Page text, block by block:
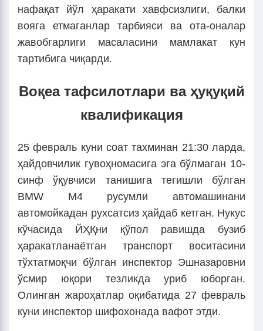
нафақат йўл ҳаракати хавфсизлиги, балки
вояга етмаганлар тарбияси ва ота-оналар
жавобгарлиги масаласини мамлакат кун
тартибига чиқарди.
Воқеа тафсилотлари ва ҳуқуқий
квалификация
25 февраль куни соат тахминан 21:30 ларда,
ҳайдовчилик гувоҳномасига эга бўлмаган 10-
синф ўқувчиси танишига тегишли бўлган
BMW M4 русумли автомашинани
автомойкадан рухсатсиз ҳайдаб кетган. Нукус
кўчасида ЙҲҚни қўпол равишда бузиб
ҳаракатланаётган транспорт воситасини
тўхтатмоқчи бўлган инспектор Эшназаровни
ўсмир юқори тезликда уриб юборган.
Олинган жароҳатлар оқибатида 27 февраль
куни инспектор шифохонада вафот этди.